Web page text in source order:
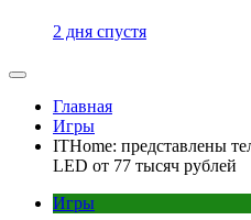
2 дня спустя
Главная
Игры
ITHome: представлены
LED от 77 тысяч рублей
Игры